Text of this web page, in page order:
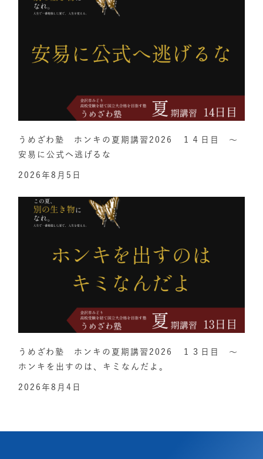
うめざわ塾 ホンキの夏期講習2026 １４日目 ～
安易に公式へ逃げるな
2026年8月5日
うめざわ塾 ホンキの夏期講習2026 １３日目 ～
ホンキを出すのは、キミなんだよ。
2026年8月4日